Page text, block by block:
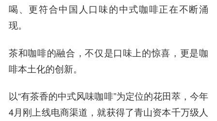
喝、更符合中国人口味的中式咖啡正在不断涌
现。
茶和咖啡的融合，不仅是口味上的惊喜，更是咖
啡本土化的创新。
以“有茶香的中式风味咖啡”为定位的花田萃，今年
4月刚上线电商渠道，就获得了青山资本千万级人